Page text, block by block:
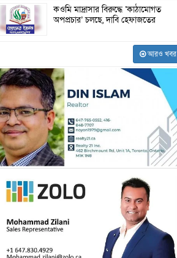
কওমি মাদ্রাসার বিরুদ্ধে ‘কাঠামোগত
অপপ্রচার’ চলছে, দাবি হেফাজতের
আরও খবর